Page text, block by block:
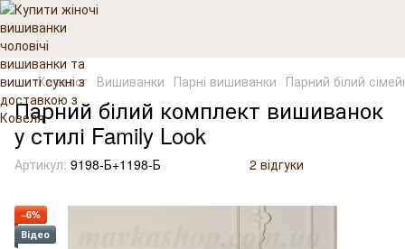
Каталог Вишиванки Парні вишиванки Парний білий
Парний білий комплект вишиванок
у стилі Family Look
Артикул: 9198-Б+1198-Б 2 відгуки
−6%
Відео